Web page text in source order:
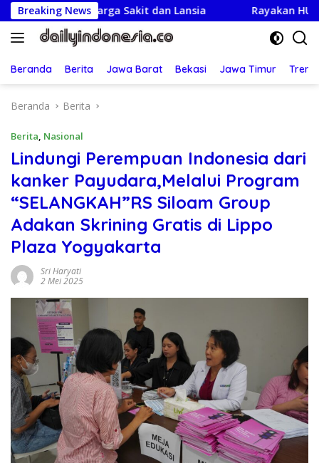
Langsung
ke
konten
Breaking News
Warga Sakit dan Lansia Rayakan HUT ke-25,Partai
Beranda Berita Jawa Barat Bekasi Jawa Timur
Beranda Berita
Berita, Nasional
Lindungi Perempuan Indonesia dari
kanker Payudara,Melalui Program
“SELANGKAH”RS Siloam Group
Adakan Skrining Gratis di Lippo
Plaza Yogyakarta
Sri Haryati
2 Mei 2025